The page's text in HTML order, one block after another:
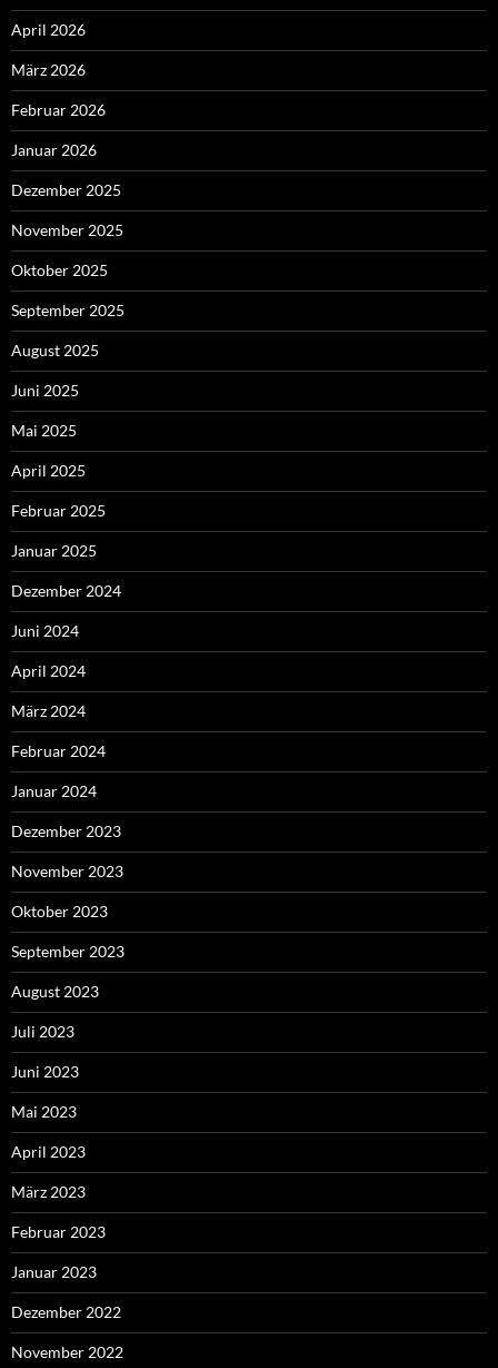
April 2026
März 2026
Februar 2026
Januar 2026
Dezember 2025
November 2025
Oktober 2025
September 2025
August 2025
Juni 2025
Mai 2025
April 2025
Februar 2025
Januar 2025
Dezember 2024
Juni 2024
April 2024
März 2024
Februar 2024
Januar 2024
Dezember 2023
November 2023
Oktober 2023
September 2023
August 2023
Juli 2023
Juni 2023
Mai 2023
April 2023
März 2023
Februar 2023
Januar 2023
Dezember 2022
November 2022